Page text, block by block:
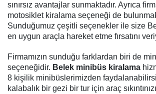
sınırsız avantajlar sunmaktadır. Ayrıca
motosiklet kiralama seçeneği de
Sunduğumuz çeşitli seçenekler ile size
en uygun araçla hareket etme fırsatını
Firmamızın sunduğu farklardan biri de
seçeneğidir. Belek minibüs kiralama
8 kişilik minibüslerimizden
kalabalık bir gezi bir tur için araç